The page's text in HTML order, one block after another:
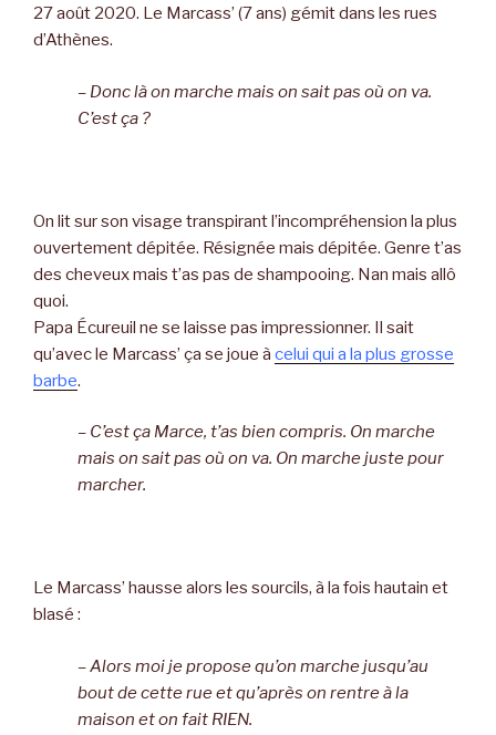
27 août 2020. Le Marcass’ (7 ans) gémit dans les rues
d’Athènes.
– Donc là on marche mais on sait pas où on va.
C’est ça ?
On lit sur son visage transpirant l’incompréhension la plus
ouvertement dépitée. Résignée mais dépitée. Genre t’as
des cheveux mais t’as pas de shampooing. Nan mais allô
quoi.
Papa Écureuil ne se laisse pas impressionner. Il sait
qu’avec le Marcass’ ça se joue à celui qui a la plus grosse
barbe.
– C’est ça Marce, t’as bien compris. On marche
mais on sait pas où on va. On marche juste pour
marcher.
Le Marcass’ hausse alors les sourcils, à la fois hautain et
blasé :
– Alors moi je propose qu’on marche jusqu’au
bout de cette rue et qu’après on rentre à la
maison et on fait RIEN.